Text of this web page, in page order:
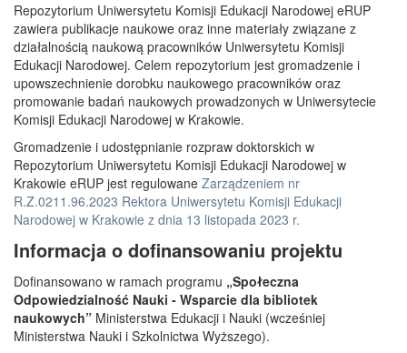
Repozytorium Uniwersytetu Komisji Edukacji Narodowej eRUP
zawiera publikacje naukowe oraz inne materiały związane z
działalnością naukową pracowników Uniwersytetu Komisji
Edukacji Narodowej. Celem repozytorium jest gromadzenie i
upowszechnienie dorobku naukowego pracowników oraz
promowanie badań naukowych prowadzonych w Uniwersytecie
Komisji Edukacji Narodowej w Krakowie.
Gromadzenie i udostępnianie rozpraw doktorskich w
Repozytorium Uniwersytetu Komisji Edukacji Narodowej w
Krakowie eRUP jest regulowane Zarządzeniem nr
R.Z.0211.96.2023 Rektora Uniwersytetu Komisji Edukacji
Narodowej w Krakowie z dnia 13 listopada 2023 r.
Informacja o dofinansowaniu projektu
Dofinansowano w ramach programu „Społeczna
Odpowiedzialność Nauki - Wsparcie dla bibliotek
naukowych” Ministerstwa Edukacji i Nauki (wcześniej
Ministerstwa Nauki i Szkolnictwa Wyższego).